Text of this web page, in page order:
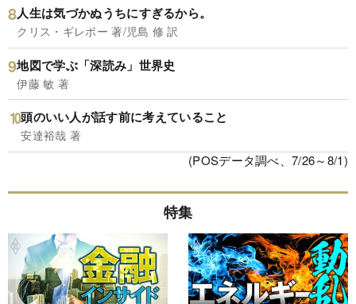
人生は気づかぬうちにすぎるから。
クリス・ギレボー 著/児島 修 訳
地図で学ぶ「深読み」世界史
伊藤 敏 著
頭のいい人が話す前に考えていること
安達裕哉 著
(POSデータ調べ、7/26～8/1)
特集